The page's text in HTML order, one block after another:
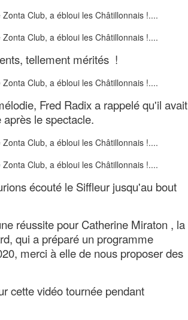
tellement mérités !
Fred Radix a rappelé qu'il avait
le spectacle.
écouté le Siffleur jusqu'au bout
réussite pour Catherine Miraton , la
qui a préparé un programme
merci à elle de nous proposer des
cette vidéo tournée pendant